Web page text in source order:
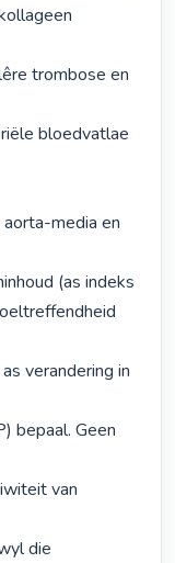
trombose en
bloedvatlae
media en
(as indeks
verandering in
bepaal. Geen
van
die